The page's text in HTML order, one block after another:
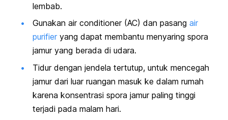
lembab.
Gunakan air conditioner (AC) dan pasang air
purifier yang dapat membantu menyaring spora
jamur yang berada di udara.
Tidur dengan jendela tertutup, untuk mencegah
jamur dari luar ruangan masuk ke dalam rumah
karena konsentrasi spora jamur paling tinggi
terjadi pada malam hari.